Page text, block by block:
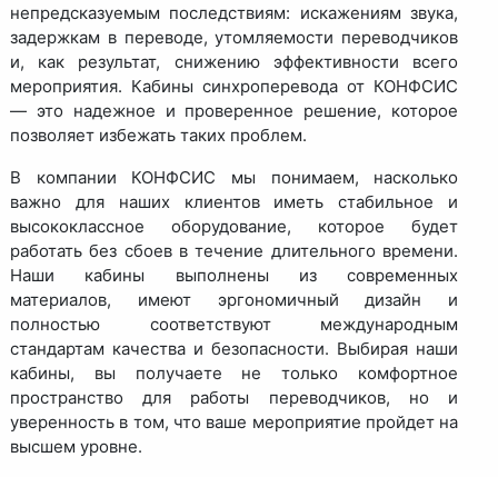
непредсказуемым последствиям: искажениям звука,
задержкам в переводе, утомляемости переводчиков
и, как результат, снижению эффективности всего
мероприятия. Кабины синхроперевода от КОНФСИС
— это надежное и проверенное решение, которое
позволяет избежать таких проблем.
В компании КОНФСИС мы понимаем, насколько
важно для наших клиентов иметь стабильное и
высококлассное оборудование, которое будет
работать без сбоев в течение длительного времени.
Наши кабины выполнены из современных
материалов, имеют эргономичный дизайн и
полностью соответствуют международным
стандартам качества и безопасности. Выбирая наши
кабины, вы получаете не только комфортное
пространство для работы переводчиков, но и
уверенность в том, что ваше мероприятие пройдет на
высшем уровне.